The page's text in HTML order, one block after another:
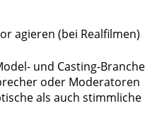
agieren (bei Realfilmen)
und Casting-Branche
oder Moderatoren
als auch stimmliche